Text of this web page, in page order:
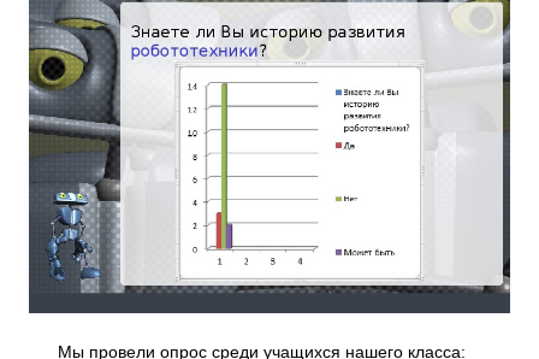
Мы провели опрос среди учащихся нашего класса: